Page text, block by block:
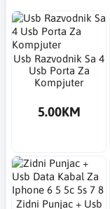
Usb Razvodnik Sa 4
Usb Porta Za
Kompjuter
5.00KM
Zidni Punjac + Usb